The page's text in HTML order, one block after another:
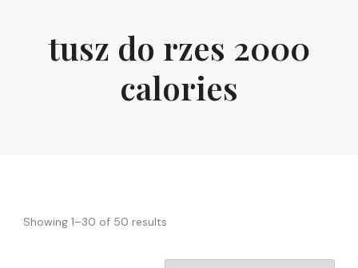
tusz do rzes 2000
calories
Showing 1–30 of 50 results